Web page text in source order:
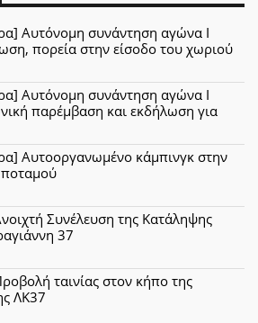
Αυτόνομη συνάντηση αγώνα Ι
πορεία στην είσοδο του χωριού
Αυτόνομη συνάντηση αγώνα Ι
παρέμβαση και εκδήλωση για
Αυτοοργανωμένο κάμπινγκ στην
Συνέλευση της Κατάληψης
37
ταινίας στον κήπο της
ΛΚ37